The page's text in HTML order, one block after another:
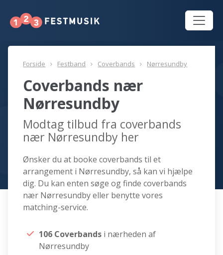
Forside Festband Coverbands Nørresundby
Coverbands nær
Nørresundby
Modtag tilbud fra coverbands
nær Nørresundby her
Ønsker du at booke coverbands til et
arrangement i Nørresundby, så kan vi hjælpe
dig. Du kan enten søge og finde coverbands
nær Nørresundby eller benytte vores
matching-service.
106 Coverbands i nærheden af
Nørresundby